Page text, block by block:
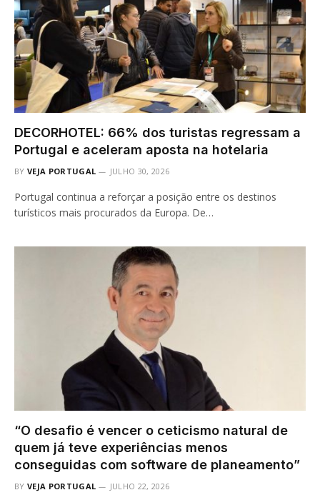
DECORHOTEL: 66% dos turistas regressam a
Portugal e aceleram aposta na hotelaria
BY VEJA PORTUGAL JULHO 30, 2026
Portugal continua a reforçar a posição entre os destinos
turísticos mais procurados da Europa. De…
“O desafio é vencer o ceticismo natural de
quem já teve experiências menos
conseguidas com software de planeamento”
BY VEJA PORTUGAL JULHO 22, 2026